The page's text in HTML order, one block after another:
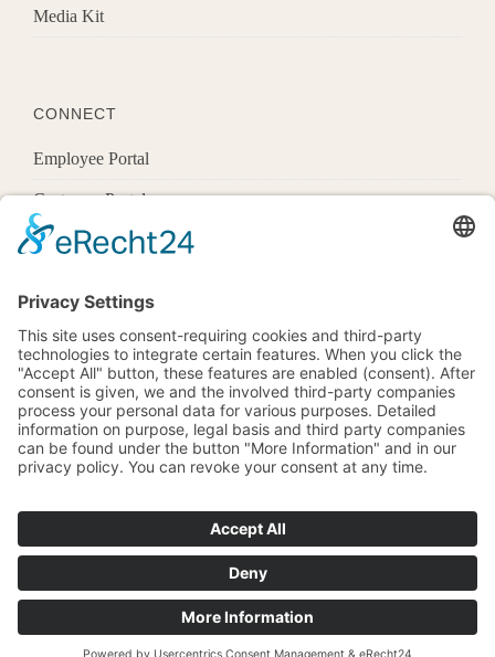
Media Kit
CONNECT
Employee Portal
Customer Portal
Offices